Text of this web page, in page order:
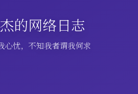
的网络日志
心忧，不知我者谓我何求